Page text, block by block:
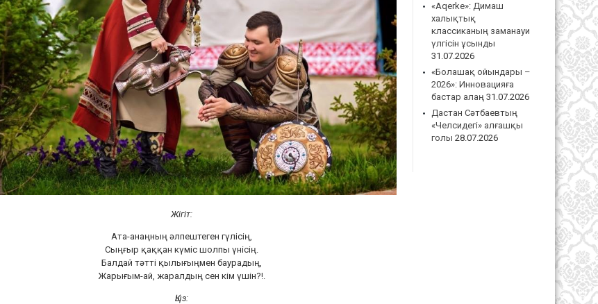
Жігіт:
Ата-анаңның әлпештеген гүлісің,
Сыңғыр қаққан күміс шолпы үнісің.
Балдай тәтті қылығыңмен баурадың,
Жарығым-ай, жаралдың сен кім үшін?!.
Қыз:
«Aqerke»: Димаш
халықтық
классиканың заманауи
үлгісін ұсынды
31.07.2026
«Болашақ ойындары –
2026»: Инновацияға
бастар алаң 31.07.2026
Дастан Сәтбаевтың
«Челсидегі» алғашқы
голы 28.07.2026